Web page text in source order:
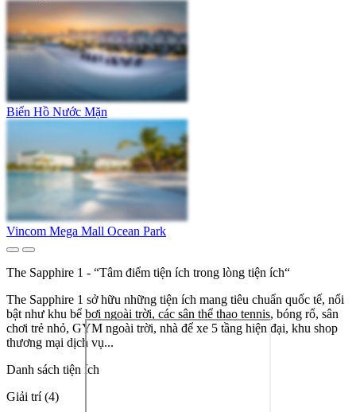
Biển Hồ Nước Mặn
Vincom Mega Mall Ocean Park
The Sapphire 1 - “Tâm điểm tiện ích trong lòng tiện ích“
The Sapphire 1 sở hữu những tiện ích mang tiêu chuẩn quốc tế, nổi
bật như khu bể bơi ngoài trời, các sân thể thao tennis, bóng rổ, sân
chơi trẻ nhỏ, GYM ngoài trời, nhà để xe 5 tầng hiện đại, khu shop
thương mại dịch vụ...
Danh sách tiện ích
Giải trí (4)